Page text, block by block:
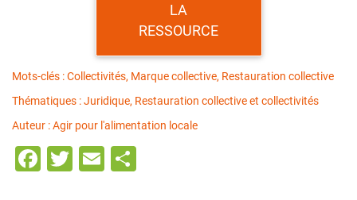
LA
RESSOURCE
Mots-clés : Collectivités, Marque collective, Restauration collective
Thématiques : Juridique, Restauration collective et collectivités
Auteur : Agir pour l'alimentation locale
FacebookTwitterEmail